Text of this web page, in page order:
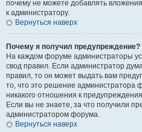
почему не можете добавлять
к администратору.
Вернуться наверх
Почему я получил предупреждение?
На каждом форуме администраторы
свод правил. Если администратор
правил, то он может выдать вам
то, что это решение администратора
никакого отношения к
Если вы не знаете, за что получили
администратором форума.
Вернуться наверх